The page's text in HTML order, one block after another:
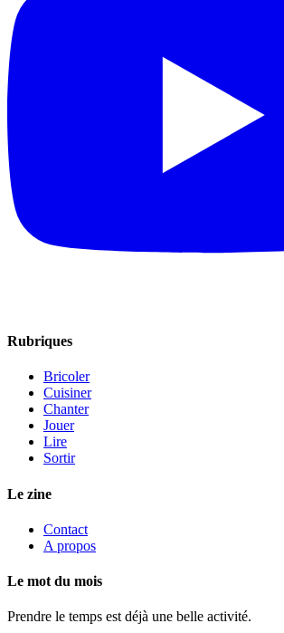
Rubriques
Bricoler
Cuisiner
Chanter
Jouer
Lire
Sortir
Le zine
Contact
A propos
Le mot du mois
Prendre le temps est déjà une belle activité.